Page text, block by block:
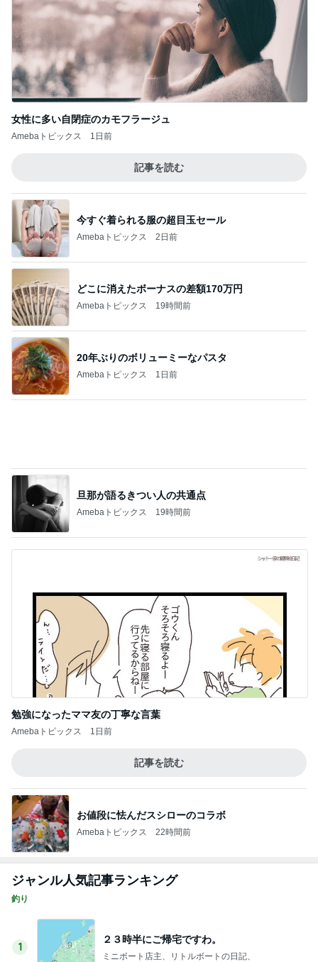
女性に多い自閉症のカモフラージュ
Amebaトピックス 1日前
記事を読む
今すぐ着られる服の超目玉セール
Amebaトピックス 2日前
どこに消えたボーナスの差額170万円
Amebaトピックス 19時間前
20年ぶりのボリューミーなパスタ
Amebaトピックス 1日前
旦那が語るきつい人の共通点
Amebaトピックス 19時間前
勉強になったママ友の丁寧な言葉
Amebaトピックス 1日前
記事を読む
お値段に怯んだスシローのコラボ
Amebaトピックス 22時間前
ジャンル人気記事ランキング
釣り
1
２３時半にご帰宅ですわ。
ミニボート店主、リトルボートの日記、